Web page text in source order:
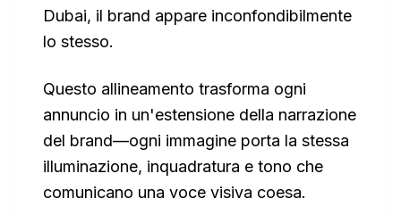
Dubai, il brand appare inconfondibilmente
lo stesso.
Questo allineamento trasforma ogni
annuncio in un'estensione della narrazione
del brand—ogni immagine porta la stessa
illuminazione, inquadratura e tono che
comunicano una voce visiva coesa.